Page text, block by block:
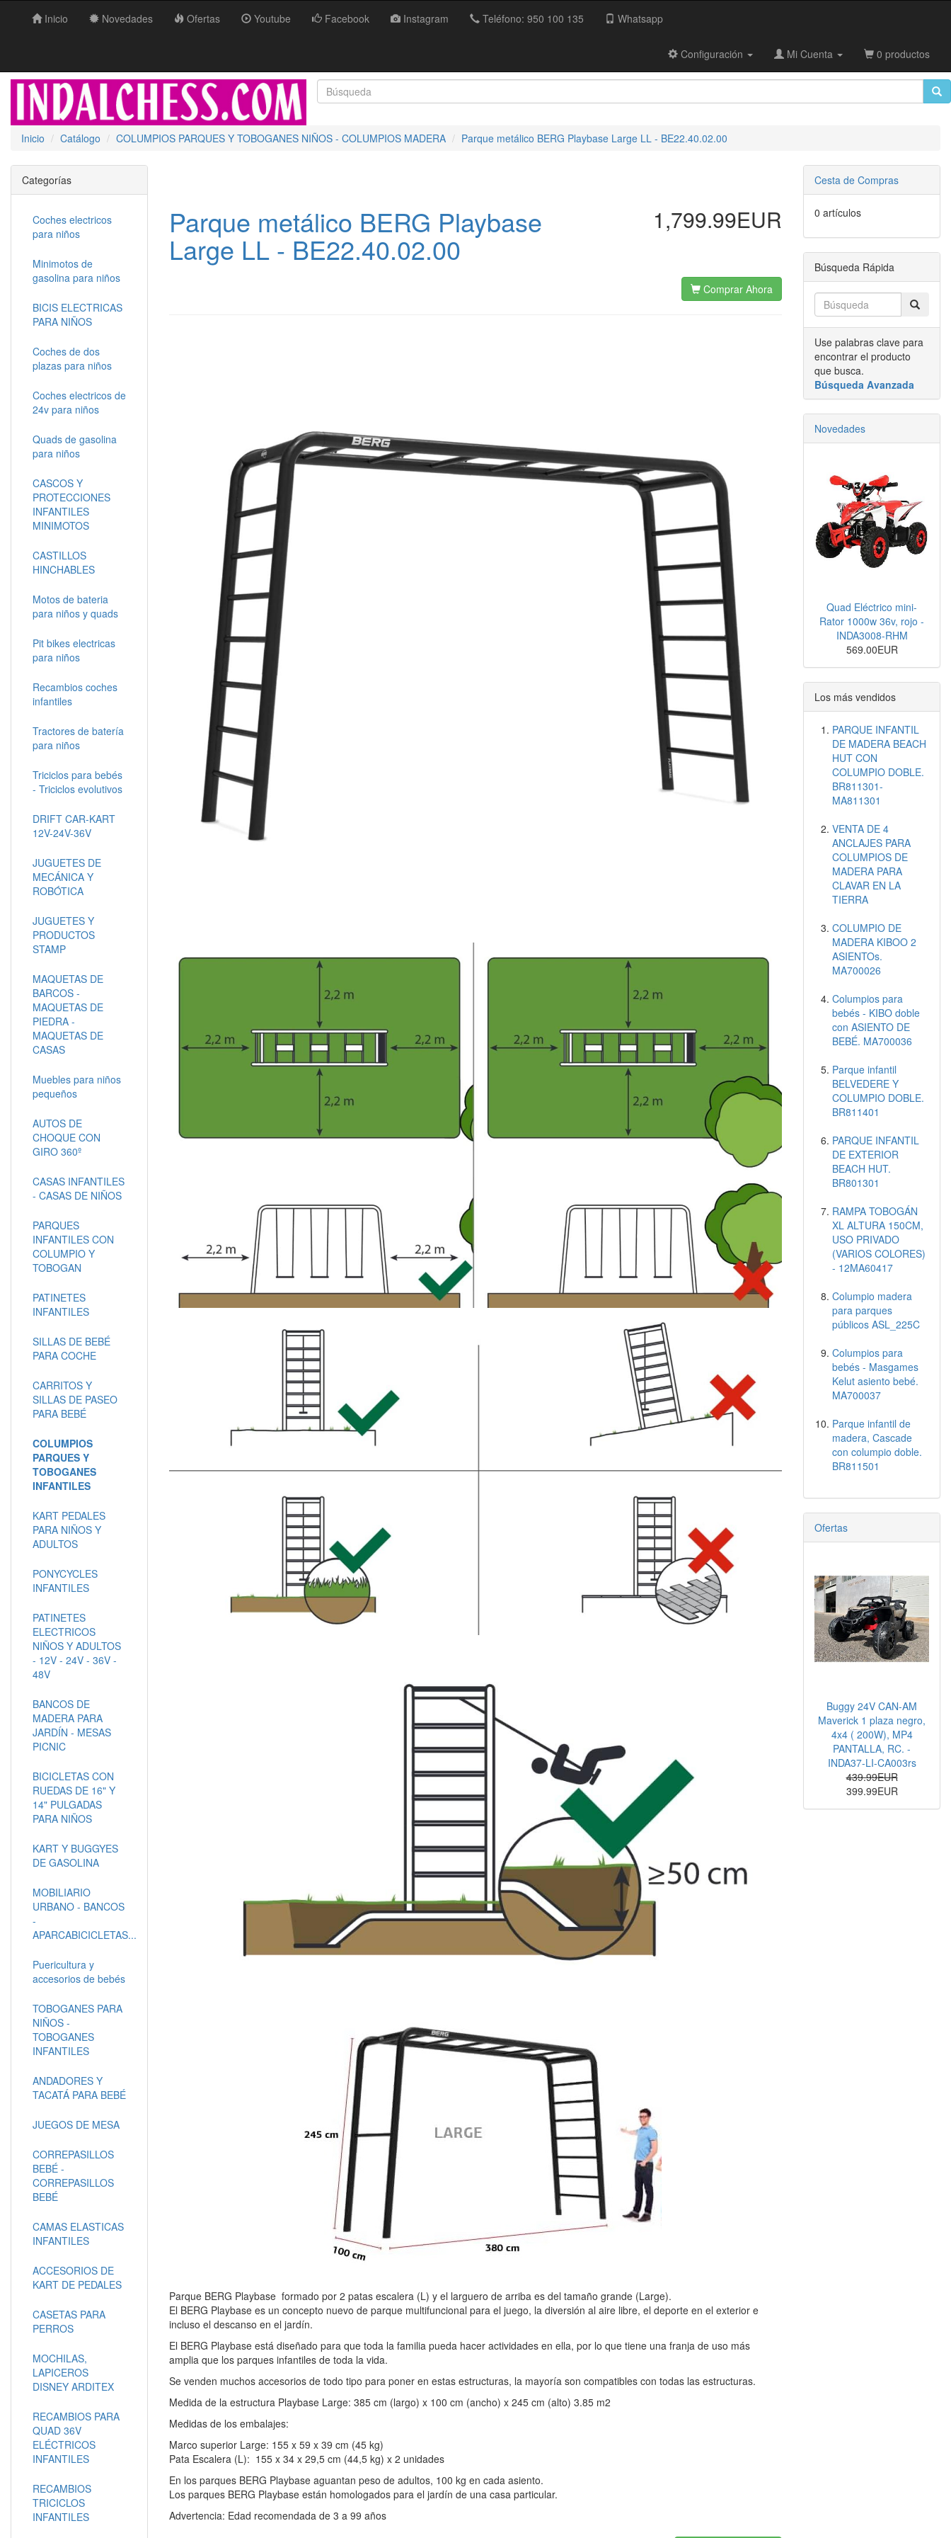
Inicio Novedades Ofertas Youtube Facebook Instagram Teléfono: 950 100 135 Whatsapp
Configuración Mi Cuenta 0 productos
Inicio Catálogo COLUMPIOS PARQUES Y TOBOGANES NIÑOS - COLUMPIOS MADERA Parque metálico BERG Playbase Large LL - BE22.40.02.00
Parque metálico BERG Playbase
Large LL - BE22.40.02.00
1,799.99EUR
Comprar Ahora
Parque BERG Playbase formado por 2 patas escalera (L) y el larguero de arriba es del tamaño grande (Large).
El BERG Playbase es un concepto nuevo de parque multifuncional para el juego, la diversión al aire libre, el deporte en el exterior e
incluso el descanso en el jardín.
El BERG Playbase está diseñado para que toda la familia pueda hacer actividades en ella, por lo que tiene una franja de uso más
amplia que los parques infantiles de toda la vida.
Se venden muchos accesorios de todo tipo para poner en estas estructuras, la mayoría son compatibles con todas las estructuras.
Medida de la estructura Playbase Large: 385 cm (largo) x 100 cm (ancho) x 245 cm (alto) 3.85 m2
Medidas de los embalajes:
Marco superior Large: 155 x 59 x 39 cm (45 kg)
Pata Escalera (L): 155 x 34 x 29,5 cm (44,5 kg) x 2 unidades
En los parques BERG Playbase aguantan peso de adultos, 100 kg en cada asiento.
Los parques BERG Playbase están homologados para el jardín de una casa particular.
Advertencia: Edad recomendada de 3 a 99 años
Categorías
Coches electricos
para niños
Minimotos de
gasolina para niños
BICIS ELECTRICAS
PARA NIÑOS
Coches de dos
plazas para niños
Coches electricos de
24v para niños
Quads de gasolina
para niños
CASCOS Y
PROTECCIONES
INFANTILES
MINIMOTOS
CASTILLOS
HINCHABLES
Motos de bateria
para niños y quads
Pit bikes electricas
para niños
Recambios coches
infantiles
Tractores de batería
para niños
Triciclos para bebés
- Triciclos evolutivos
DRIFT CAR-KART
12V-24V-36V
JUGUETES DE
MECÁNICA Y
ROBÓTICA
JUGUETES Y
PRODUCTOS
STAMP
MAQUETAS DE
BARCOS -
MAQUETAS DE
PIEDRA -
MAQUETAS DE
CASAS
Muebles para niños
pequeños
AUTOS DE
CHOQUE CON
GIRO 360º
CASAS INFANTILES
- CASAS DE NIÑOS
PARQUES
INFANTILES CON
COLUMPIO Y
TOBOGAN
PATINETES
INFANTILES
SILLAS DE BEBÉ
PARA COCHE
CARRITOS Y
SILLAS DE PASEO
PARA BEBÉ
COLUMPIOS
PARQUES Y
TOBOGANES
INFANTILES
KART PEDALES
PARA NIÑOS Y
ADULTOS
PONYCYCLES
INFANTILES
PATINETES
ELECTRICOS
NIÑOS Y ADULTOS
- 12V - 24V - 36V -
48V
BANCOS DE
MADERA PARA
JARDÍN - MESAS
PICNIC
BICICLETAS CON
RUEDAS DE 16" Y
14" PULGADAS
PARA NIÑOS
KART Y BUGGYES
DE GASOLINA
MOBILIARIO
URBANO - BANCOS
-
APARCABICICLETAS...
Puericultura y
accesorios de bebés
TOBOGANES PARA
NIÑOS -
TOBOGANES
INFANTILES
ANDADORES Y
TACATÁ PARA BEBÉ
JUEGOS DE MESA
CORREPASILLOS
BEBÉ -
CORREPASILLOS
BEBÉ
CAMAS ELASTICAS
INFANTILES
ACCESORIOS DE
KART DE PEDALES
CASETAS PARA
PERROS
MOCHILAS,
LAPICEROS
DISNEY ARDITEX
RECAMBIOS PARA
QUAD 36V
ELÉCTRICOS
INFANTILES
RECAMBIOS
TRICICLOS
INFANTILES
Cesta de Compras
0 artículos
Búsqueda Rápida
Use palabras clave para
encontrar el producto
que busca.
Búsqueda Avanzada
Novedades
Quad Eléctrico mini-
Rator 1000w 36v, rojo -
INDA3008-RHM
569.00EUR
Los más vendidos
PARQUE INFANTIL
DE MADERA BEACH
HUT CON
COLUMPIO DOBLE.
BR811301-
MA811301
VENTA DE 4
ANCLAJES PARA
COLUMPIOS DE
MADERA PARA
CLAVAR EN LA
TIERRA
COLUMPIO DE
MADERA KIBOO 2
ASIENTOs.
MA700026
Columpios para
bebés - KIBO doble
con ASIENTO DE
BEBÉ. MA700036
Parque infantil
BELVEDERE Y
COLUMPIO DOBLE.
BR811401
PARQUE INFANTIL
DE EXTERIOR
BEACH HUT.
BR801301
RAMPA TOBOGÁN
XL ALTURA 150CM,
USO PRIVADO
(VARIOS COLORES)
- 12MA60417
Columpio madera
para parques
públicos ASL_225C
Columpios para
bebés - Masgames
Kelut asiento bebé.
MA700037
Parque infantil de
madera, Cascade
con columpio doble.
BR811501
Ofertas
Buggy 24V CAN-AM
Maverick 1 plaza negro,
4x4 ( 200W), MP4
PANTALLA, RC. -
INDA37-LI-CA003rs
439.99EUR
399.99EUR